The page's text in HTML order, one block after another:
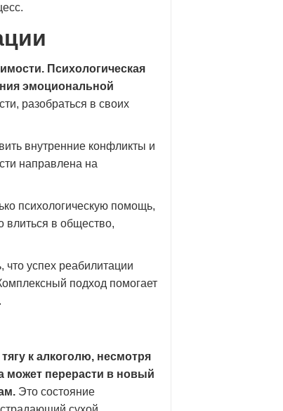
Психологическая
эмоциональной
разобраться в своих
внутренние конфликты и
направлена на
психологическую помощь,
влиться в общество,
успех реабилитации
подход помогает
к алкоголю, несмотря
может перерасти в новый
Это состояние